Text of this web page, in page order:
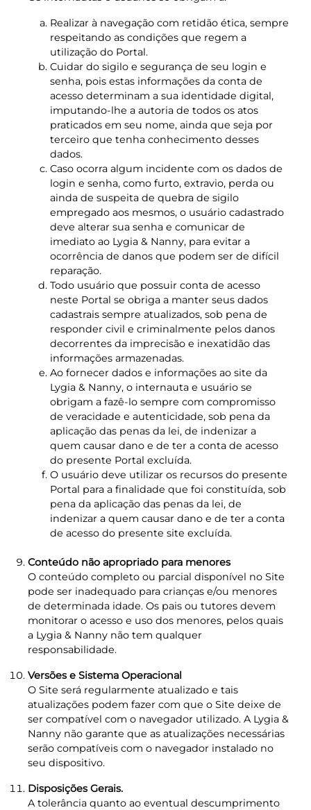
Realizar à navegação com retidão ética, sempre
respeitando as condições que regem a
utilização do Portal.
Cuidar do sigilo e segurança de seu login e
senha, pois estas informações da conta de
acesso determinam a sua identidade digital,
imputando-lhe a autoria de todos os atos
praticados em seu nome, ainda que seja por
terceiro que tenha conhecimento desses
dados.
Caso ocorra algum incidente com os dados de
login e senha, como furto, extravio, perda ou
ainda de suspeita de quebra de sigilo
empregado aos mesmos, o usuário cadastrado
deve alterar sua senha e comunicar de
imediato ao Lygia & Nanny, para evitar a
ocorrência de danos que podem ser de difícil
reparação.
Todo usuário que possuir conta de acesso
neste Portal se obriga a manter seus dados
cadastrais sempre atualizados, sob pena de
responder civil e criminalmente pelos danos
decorrentes da imprecisão e inexatidão das
informações armazenadas.
Ao fornecer dados e informações ao site da
Lygia & Nanny, o internauta e usuário se
obrigam a fazê-lo sempre com compromisso
de veracidade e autenticidade, sob pena da
aplicação das penas da lei, de indenizar a
quem causar dano e de ter a conta de acesso
do presente Portal excluída.
O usuário deve utilizar os recursos do presente
Portal para a finalidade que foi constituída, sob
pena da aplicação das penas da lei, de
indenizar a quem causar dano e de ter a conta
de acesso do presente site excluída.
Conteúdo não apropriado para menores
O conteúdo completo ou parcial disponível no Site
pode ser inadequado para crianças e/ou menores
de determinada idade. Os pais ou tutores devem
monitorar o acesso e uso dos menores, pelos quais
a Lygia & Nanny não tem qualquer
responsabilidade.
Versões e Sistema Operacional
O Site será regularmente atualizado e tais
atualizações podem fazer com que o Site deixe de
ser compatível com o navegador utilizado. A Lygia &
Nanny não garante que as atualizações necessárias
serão compatíveis com o navegador instalado no
seu dispositivo.
Disposições Gerais.
A tolerância quanto ao eventual descumprimento